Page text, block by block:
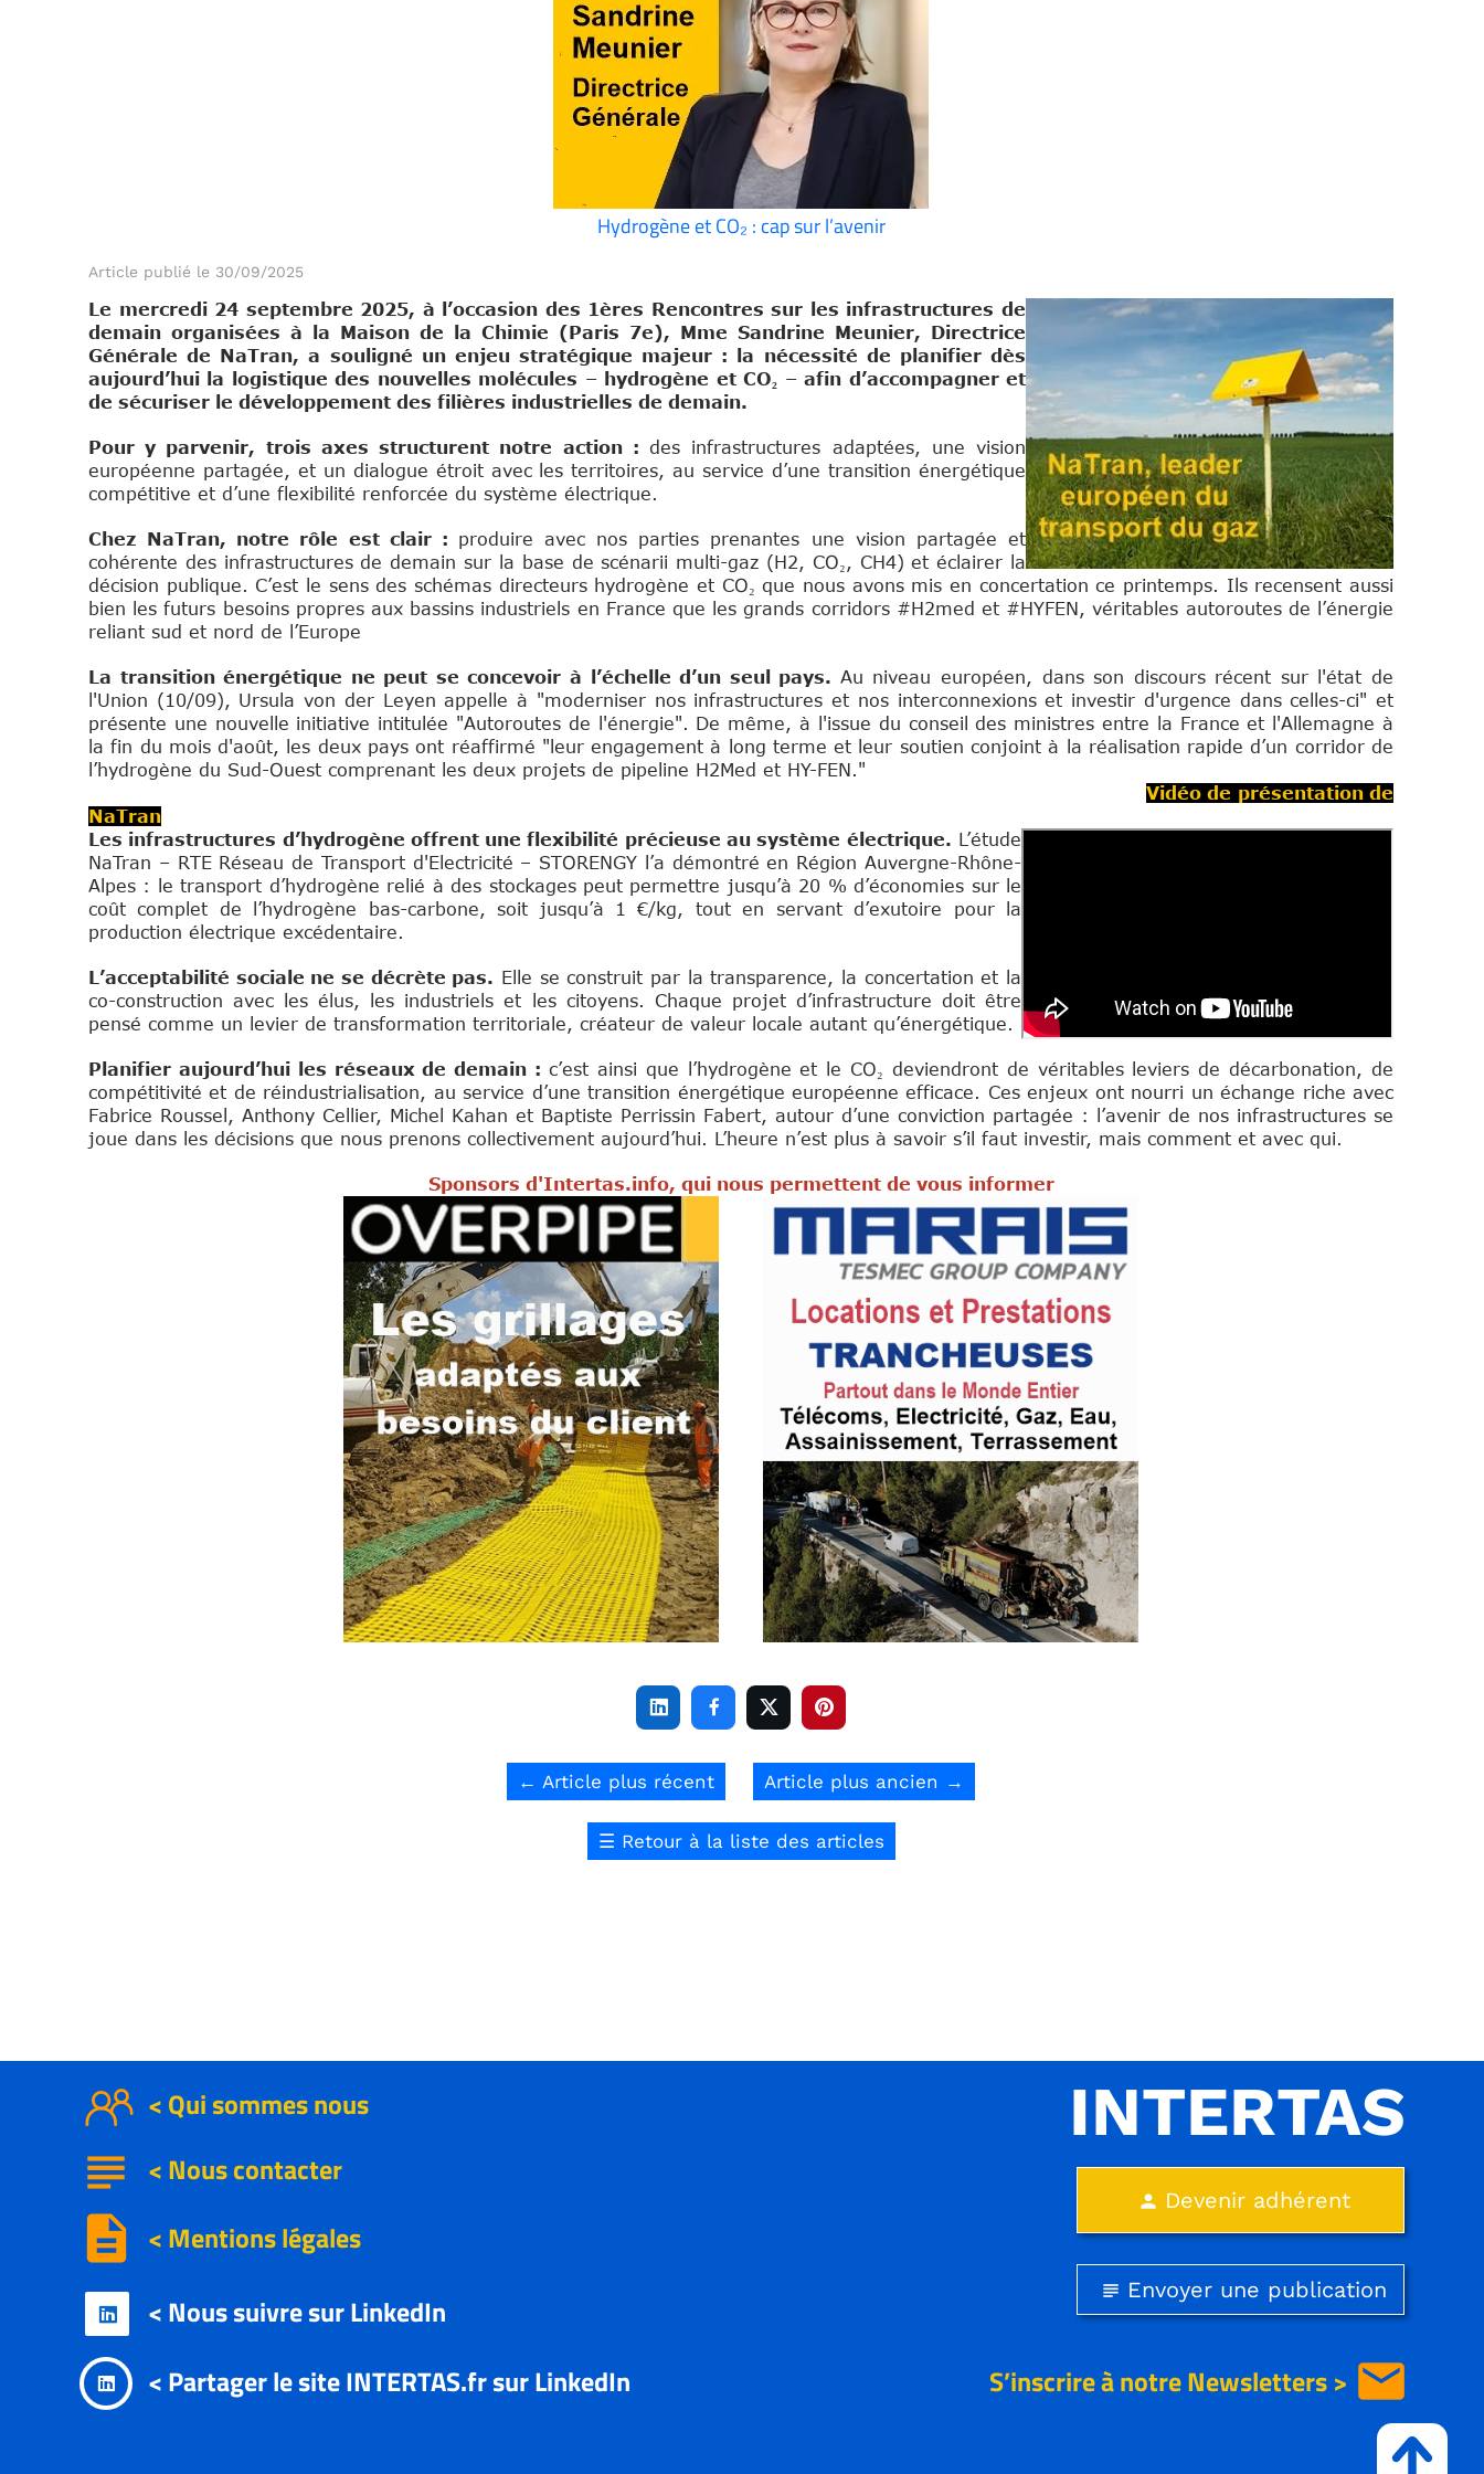


< Nous suivre sur LinkedIn
< Partager le site INTERTAS.fr sur LinkedIn
< Qui sommes nous
< Mentions légales
description
<Nous contacter
subject
person Devenir adhérent
subject Envoyer une publication
INTERTAS
S’inscrire à notreNewsletters > email
Hydrogène et CO₂ : cap sur l’avenir
Article publié le 30/09/2025
Le mercredi 24 septembre 2025, à l’occasion des 1ères Rencontres sur les infrastructures de
demain organisées à la Maison de la Chimie (Paris 7e), Mme Sandrine Meunier, Directrice
Générale de NaTran, a souligné un enjeu stratégique majeur : la nécessité de planifier dès
aujourd’hui la logistique des nouvelles molécules – hydrogène et CO₂ – afin d’accompagner et
de sécuriser le développement des filières industrielles de demain.
Pour y parvenir, trois axes structurent notre action :des infrastructures adaptées, une vision
européenne partagée, et un dialogue étroit avec les territoires, au service d’une transition énergétique
compétitive et d’une flexibilité renforcée du système électrique.
Chez NaTran, notre rôle est clair : produire avec nos parties prenantes une vision partagée et
cohérente des infrastructures de demain sur la base de scénarii multi-gaz (H2, CO₂, CH4) et éclairer la
décision publique. C’est le sens des schémas directeurs hydrogène et CO₂ que nous avons mis en concertation ce printemps. Ils recensent aussi
bien les futurs besoins propres aux bassins industriels en France que les grands corridors #H2med et #HYFEN, véritables autoroutes de l’énergie
reliant sud et nord de l’Europe
La transition énergétique ne peut se concevoir à l’échelle d’un seul pays. Au niveau européen, dans son discours récent sur l'état de
l'Union (10/09), Ursula von der Leyen appelle à "moderniser nos infrastructures et nos interconnexions et investir d'urgence dans celles-ci" et
présente une nouvelle initiative intitulée "Autoroutes de l'énergie". De même, à l'issue du conseil des ministres entre la France et l'Allemagne à
la fin du mois d'août, les deux pays ont réaffirmé "leur engagement à long terme et leur soutien conjoint à la réalisation rapide d’un corridor de
l’hydrogène du Sud-Ouest comprenant les deux projets de pipeline H2Med et HY-FEN."
Vidéo de présentation de
NaTran
Les infrastructures d’hydrogène offrent une flexibilité précieuse au système électrique. L’étude
NaTran – RTE Réseau de Transport d'Electricité – STORENGY l’a démontré en Région Auvergne-Rhône-
Alpes : le transport d’hydrogène relié à des stockages peut permettre jusqu’à 20 % d’économies sur le
coût complet de l’hydrogène bas-carbone, soit jusqu’à 1 €/kg, tout en servant d’exutoire pour la
production électrique excédentaire.
L’acceptabilité sociale ne se décrète pas. Elle se construit par la transparence, la concertation et la
co-construction avec les élus, les industriels et les citoyens. Chaque projet d’infrastructure doit être
pensé comme un levier de transformation territoriale, créateur de valeur locale autant qu’énergétique.
Planifier aujourd’hui les réseaux de demain : c’est ainsi que l’hydrogène et le CO₂ deviendront de véritables leviers de décarbonation, de
compétitivité et de réindustrialisation, au service d’une transition énergétique européenne efficace. Ces enjeux ont nourri un échange riche avec
Fabrice Roussel, Anthony Cellier, Michel Kahan et Baptiste Perrissin Fabert, autour d’une conviction partagée : l’avenir de nos infrastructures se
joue dans les décisions que nous prenons collectivement aujourd’hui. L’heure n’est plus à savoir s’il faut investir, mais comment et avec qui.
Sponsors d'Intertas.info, qui nous permettent de vous informer
   
← Article plus récent Article plus ancien →
☰ Retour à la liste des articles